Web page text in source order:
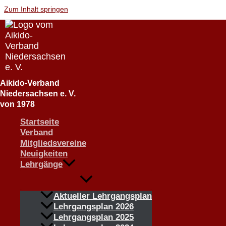
Zum Inhalt springen
Aikido-Verband
Niedersachsen e. V.
von 1978
Startseite
Verband
Mitgliedsvereine
Neuigkeiten
Lehrgänge
Aktueller Lehrgangsplan
Lehrgangsplan 2026
Lehrgangsplan 2025
Aikido-Landeslehrgang mit
Manuela Magiera, 4. Dan
26. Mai 2023
Bilder: Stefan Renschke (AVNI) und Dr. Damian Magiera (AVNI)